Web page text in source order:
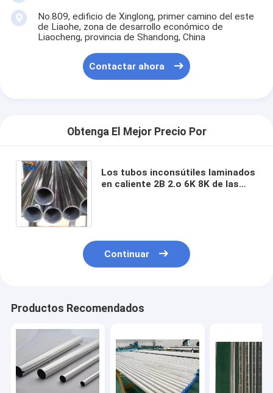
No.809, edificio de Xinglong, primer camino del este
de Liaohe, zona de desarrollo económico de
Liaocheng, provincia de Shandong, China
Contactar ahora
Obtenga El Mejor Precio Por
Los tubos inconsútiles laminados
en caliente 2B 2.o 6K 8K de las
Continuar
Productos Recomendados